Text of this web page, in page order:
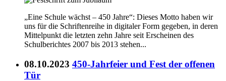
„Eine Schule wächst – 450 Jahre“: Dieses Motto haben wir
uns für die Schriftenreihe in digitaler Form gegeben, in deren
Mittelpunkt die letzten zehn Jahre seit Erscheinen des
Schulberichtes 2007 bis 2013 stehen...
08.10.2023 450-Jahrfeier und Fest der offenen
Tür